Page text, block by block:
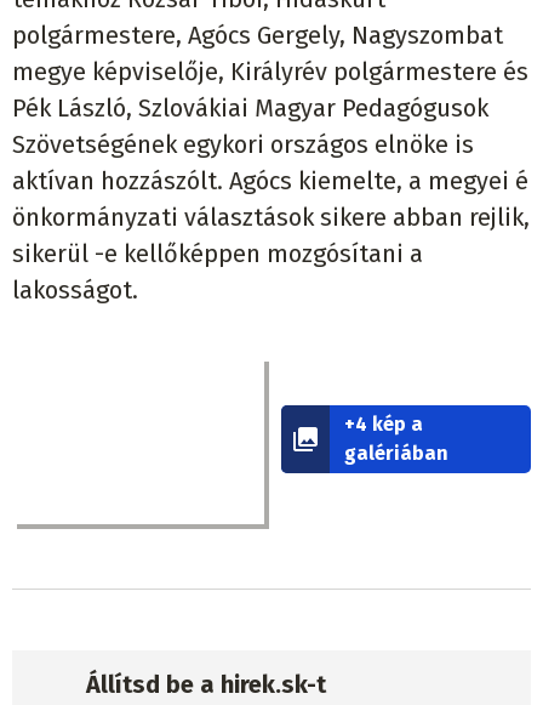
polgármestere, Agócs Gergely, Nagyszombat
megye képviselője, Királyrév polgármestere és
Pék László, Szlovákiai Magyar Pedagógusok
Szövetségének egykori országos elnöke is
aktívan hozzászólt. Agócs kiemelte, a megyei é
önkormányzati választások sikere abban rejlik,
sikerül -e kellőképpen mozgósítani a
lakosságot.
+4 kép a
galériában
Állítsd be a hirek.sk-t